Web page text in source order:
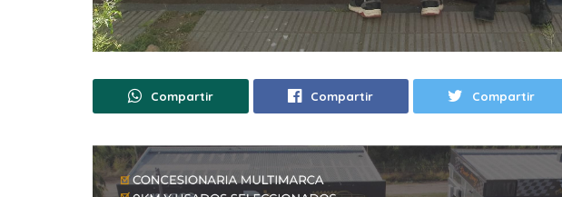
Compartir Compartir Compartir